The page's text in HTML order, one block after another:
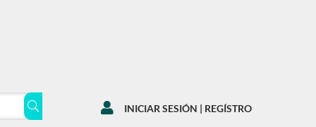
 INICIAR SESIÓN | REGÍSTRO